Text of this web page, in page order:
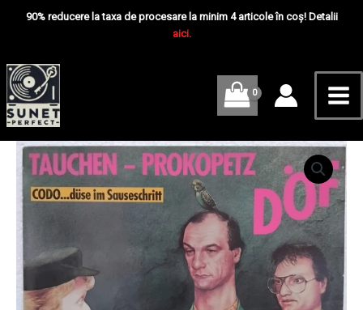
90% reducere la taxa de procesare la minim 4 articole în coș! Detalii
aici.
Cantitate
Tauchen
Prokopetz
DÖF
Disc
LP
DÖF